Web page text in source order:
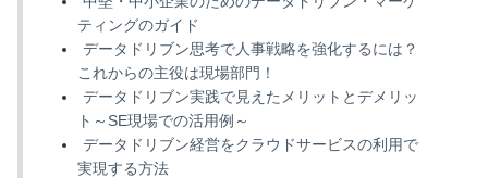
ティングのガイド
データドリブン思考で人事戦略を強化するには？
これからの主役は現場部門！
データドリブン実践で見えたメリットとデメリッ
ト～SE現場での活用例～
データドリブン経営をクラウドサービスの利用で
実現する方法